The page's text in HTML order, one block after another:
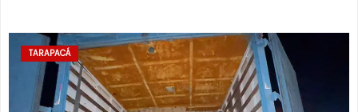
TARAPACÁ